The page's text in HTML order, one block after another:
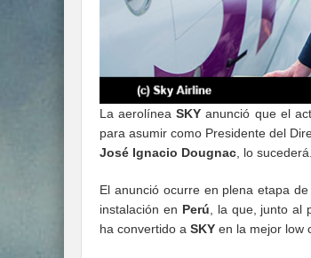
La aerolíneaSKY anunció que el
para asumir como Presidente del
José Ignacio Dougnac, lo sucederá.
El anunció ocurre en plena etapa
instalación en Perú, la que, junto al
ha convertido a SKY en la mejor low